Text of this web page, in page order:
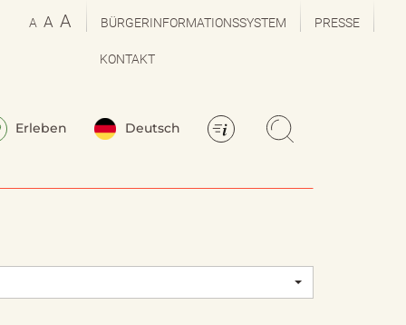
A A A BÜRGERINFORMATIONSSYSTEM PRESSE
KONTAKT
Erleben Deutsch